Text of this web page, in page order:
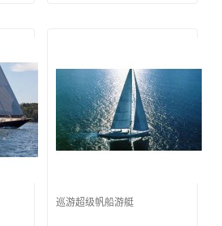
巡游超级帆船游艇